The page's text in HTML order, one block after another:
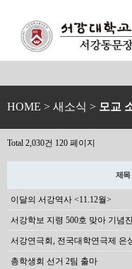
HOME > 새소식 > 모교
Total 2,030건 120 페이지
제목
이달의 서강역사 <11.12월>
서강학보 지령 500호 맞아 기념
서강연극회, 전국대학연극제 은
총학생회 선거 2팀 출마